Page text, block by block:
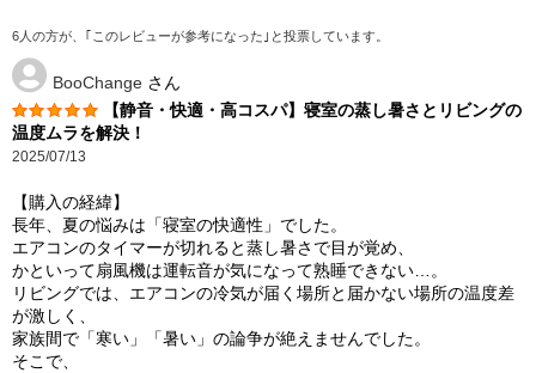
6人の方が、｢このレビューが参考になった｣と投票しています。
BooChange さん
【静音・快適・高コスパ】寝室の蒸し暑さとリビングの
温度ムラを解決！
2025/07/13
【購入の経緯】
長年、夏の悩みは「寝室の快適性」でした。
エアコンのタイマーが切れると蒸し暑さで目が覚め、
かといって扇風機は運転音が気になって熟睡できない…。
リビングでは、エアコンの冷気が届く場所と届かない場所の温度差
が激しく、
家族間で「寒い」「暑い」の論争が絶えませんでした。
そこで、